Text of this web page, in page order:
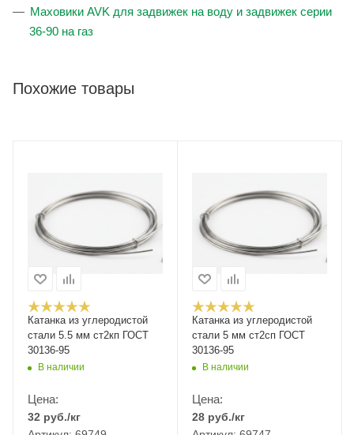
Маховики AVK для задвижек на воду и задвижек серии
36-90 на газ
Похожие товары
Катанка из углеродистой
стали 5.5 мм ст2кп ГОСТ
30136-95
В наличии
Цена:
32 руб./кг
Катанка из углеродистой
стали 5 мм ст2сп ГОСТ
30136-95
В наличии
Цена:
28 руб./кг